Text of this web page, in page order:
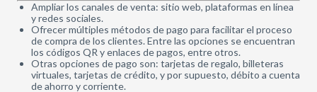
Ampliar los canales de venta: sitio web, plataformas en línea
y redes sociales.
Ofrecer múltiples métodos de pago para facilitar el proceso
de compra de los clientes. Entre las opciones se encuentran
los códigos QR y enlaces de pagos, entre otros.
Otras opciones de pago son: tarjetas de regalo, billeteras
virtuales, tarjetas de crédito, y por supuesto, débito a cuenta
de ahorro y corriente.